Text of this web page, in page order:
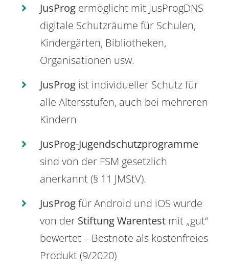
JusProg ermöglicht mit JusProgDNS
digitale Schutzräume für Schulen,
Kindergärten, Bibliotheken,
Organisationen usw.
JusProg ist individueller Schutz für
alle Altersstufen, auch bei mehreren
Kindern
JusProg-Jugendschutzprogramme
sind von der FSM gesetzlich
anerkannt (§ 11 JMStV).
JusProgfür Android und iOS wurde
von der Stiftung Warentest mit „gut“
bewertet – Bestnote als kostenfreies
Produkt (9/2020)